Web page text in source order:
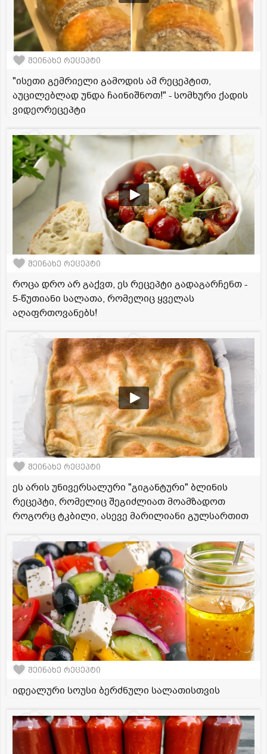
შეინახე რეცეპტი
"ისეთი გემრიელი გამოდის ამ რეცეპტით,
აუცილებლად უნდა ჩაინიშნოთ!" - სომხური ქადის
ვიდეორეცეპტი
შეინახე რეცეპტი
როცა დრო არ გაქვთ, ეს რეცეპტი გადაგარჩენთ -
5-წუთიანი სალათა, რომელიც ყველას
აღაფრთოვანებს!
შეინახე რეცეპტი
ეს არის უნივერსალური "გიგანტური" ბლინის
რეცეპტი, რომელიც შეგიძლიათ მოამზადოთ
როგორც ტკბილი, ასევე მარილიანი გულსართით
შეინახე რეცეპტი
იდეალური სოუსი ბერძნული სალათისთვის